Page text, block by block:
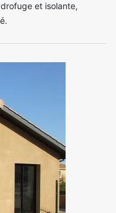
et isolante,